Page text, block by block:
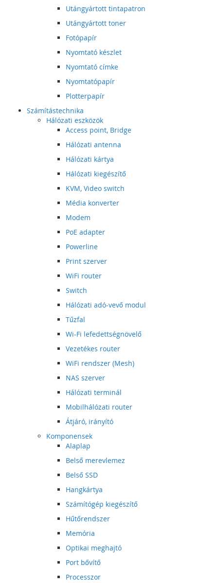
Utángyártott tintapatron
Utángyártott toner
Fotópapír
Nyomtató készlet
Nyomtató címke
Nyomtatópapír
Plotterpapír
Számítástechnika
Hálózati eszközök
Access point, Bridge
Hálózati antenna
Hálózati kártya
Hálózati kiegészítő
KVM, Video switch
Média konverter
Modem
PoE adapter
Powerline
Print szerver
WiFi router
Switch
Hálózati adó-vevő modul
Tűzfal
Wi-Fi lefedettségnövelő
Vezetékes router
WiFi rendszer (Mesh)
NAS szerver
Hálózati terminál
Mobilhálózati router
Átjáró, irányító
Komponensek
Alaplap
Belső merevlemez
Belső SSD
Hangkártya
Számítógép kiegészítő
Hűtőrendszer
Memória
Optikai meghajtó
Port bővítő
Processzor